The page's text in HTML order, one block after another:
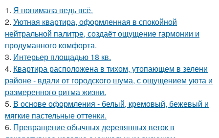
1. Я понимала ведь всё.
2. Уютная квартира, оформленная в спокойной
нейтральной палитре, создаёт ощущение гармонии и
продуманного комфорта.
3. Интерьер площадью 18 кв.
4. Квартира расположена в тихом, утопающем в зелени
районе - вдали от городского шума, с ощущением уюта и
размеренного ритма жизни.
5. В основе оформления - белый, кремовый, бежевый и
мягкие пастельные оттенки.
6. Превращение обычных деревянных веток в